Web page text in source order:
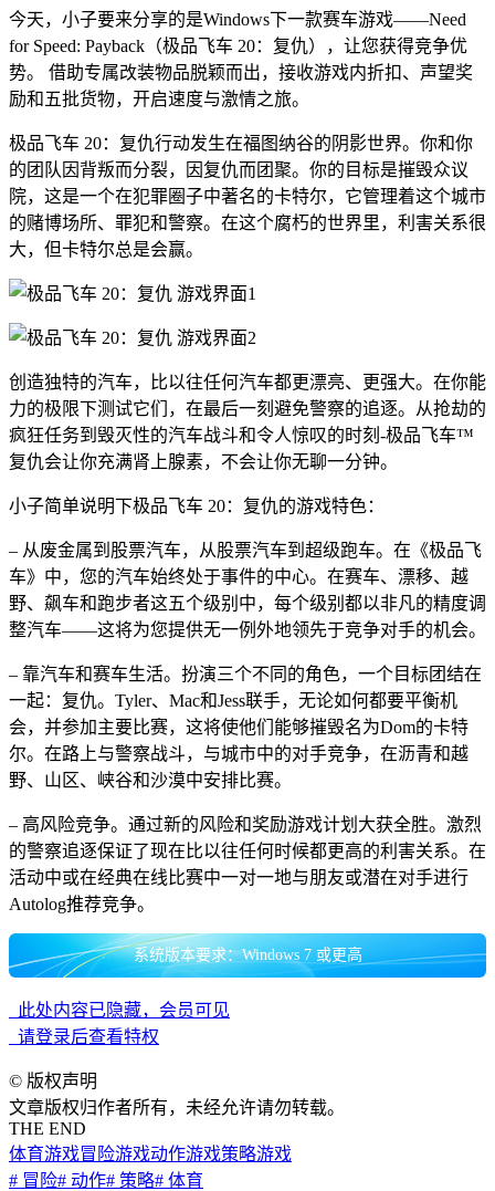
今天，小子要来分享的是Windows下一款赛车游戏——Need
for Speed: Payback（极品飞车 20：复仇），让您获得竞争优
势。 借助专属改装物品脱颖而出，接收游戏内折扣、声望奖
励和五批货物，开启速度与激情之旅。
极品飞车 20：复仇行动发生在福图纳谷的阴影世界。你和你
的团队因背叛而分裂，因复仇而团聚。你的目标是摧毁众议
院，这是一个在犯罪圈子中著名的卡特尔，它管理着这个城市
的赌博场所、罪犯和警察。在这个腐朽的世界里，利害关系很
大，但卡特尔总是会赢。
创造独特的汽车，比以往任何汽车都更漂亮、更强大。在你能
力的极限下测试它们，在最后一刻避免警察的追逐。从抢劫的
疯狂任务到毁灭性的汽车战斗和令人惊叹的时刻-极品飞车™
复仇会让你充满肾上腺素，不会让你无聊一分钟。
小子简单说明下极品飞车 20：复仇的游戏特色：
– 从废金属到股票汽车，从股票汽车到超级跑车。在《极品飞
车》中，您的汽车始终处于事件的中心。在赛车、漂移、越
野、飙车和跑步者这五个级别中，每个级别都以非凡的精度调
整汽车——这将为您提供无一例外地领先于竞争对手的机会。
– 靠汽车和赛车生活。扮演三个不同的角色，一个目标团结在
一起：复仇。Tyler、Mac和Jess联手，无论如何都要平衡机
会，并参加主要比赛，这将使他们能够摧毁名为Dom的卡特
尔。在路上与警察战斗，与城市中的对手竞争，在沥青和越
野、山区、峡谷和沙漠中安排比赛。
– 高风险竞争。通过新的风险和奖励游戏计划大获全胜。激烈
的警察追逐保证了现在比以往任何时候都更高的利害关系。在
活动中或在经典在线比赛中一对一地与朋友或潜在对手进行
Autolog推荐竞争。
系统版本要求：Windows 7 或更高
此处内容已隐藏，会员可见
请登录后查看特权
© 版权声明
文章版权归作者所有，未经允许请勿转载。
THE END
体育游戏冒险游戏动作游戏策略游戏
# 冒险# 动作# 策略# 体育